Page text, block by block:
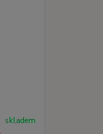
skladem